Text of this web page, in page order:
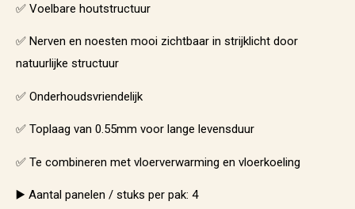
gallerij
✅ Voelbare houtstructuur
✅ Nerven en noesten mooi zichtbaar in strijklicht door
natuurlijke structuur
✅ Onderhoudsvriendelijk
✅ Toplaag van 0.55mm voor lange levensduur
✅ Te combineren met vloerverwarming en vloerkoeling
▶️ Aantal panelen / stuks per pak: 4